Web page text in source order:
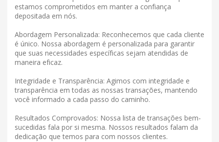
estamos comprometidos em manter a confiança
depositada em nós.
Abordagem Personalizada: Reconhecemos que cada cliente
é único. Nossa abordagem é personalizada para garantir
que suas necessidades específicas sejam atendidas de
maneira eficaz.
Integridade e Transparência: Agimos com integridade e
transparência em todas as nossas transações, mantendo
você informado a cada passo do caminho.
Resultados Comprovados: Nossa lista de transações bem-
sucedidas fala por si mesma. Nossos resultados falam da
dedicação que temos para com nossos clientes.